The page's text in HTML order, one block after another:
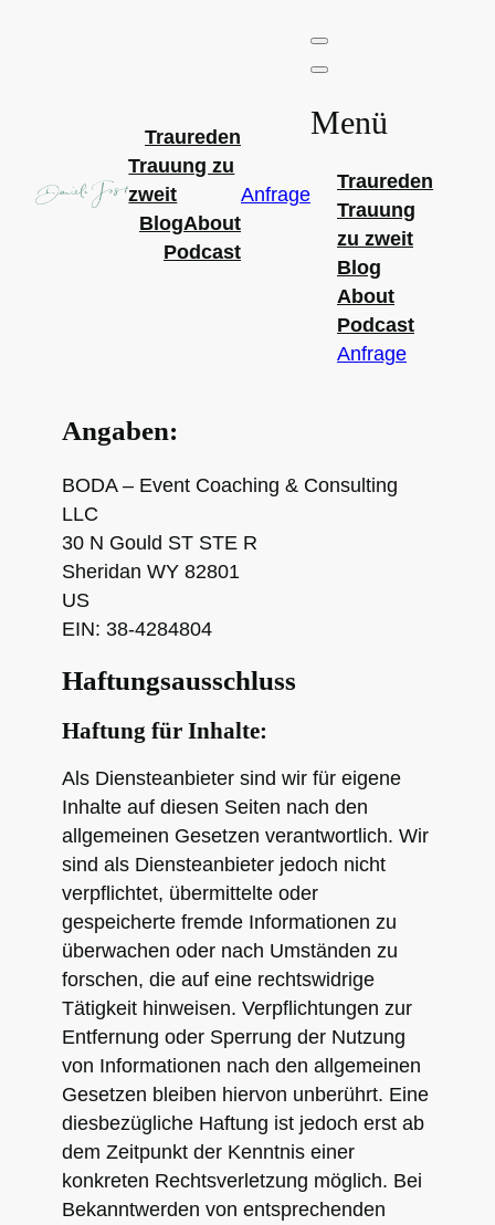
Traureden
Trauung zu
zweit
BlogAbout
Podcast
Anfrage
Menü
Traureden
Trauung
zu zweit
Blog
About
Podcast
Anfrage
Angaben:
BODA – Event Coaching & Consulting
LLC
30 N Gould ST STE R
Sheridan WY 82801
US
EIN: 38-4284804
Haftungsausschluss
Haftung für Inhalte:
Als Diensteanbieter sind wir für eigene
Inhalte auf diesen Seiten nach den
allgemeinen Gesetzen verantwortlich. Wir
sind als Diensteanbieter jedoch nicht
verpflichtet, übermittelte oder
gespeicherte fremde Informationen zu
überwachen oder nach Umständen zu
forschen, die auf eine rechtswidrige
Tätigkeit hinweisen. Verpflichtungen zur
Entfernung oder Sperrung der Nutzung
von Informationen nach den allgemeinen
Gesetzen bleiben hiervon unberührt. Eine
diesbezügliche Haftung ist jedoch erst ab
dem Zeitpunkt der Kenntnis einer
konkreten Rechtsverletzung möglich. Bei
Bekanntwerden von entsprechenden